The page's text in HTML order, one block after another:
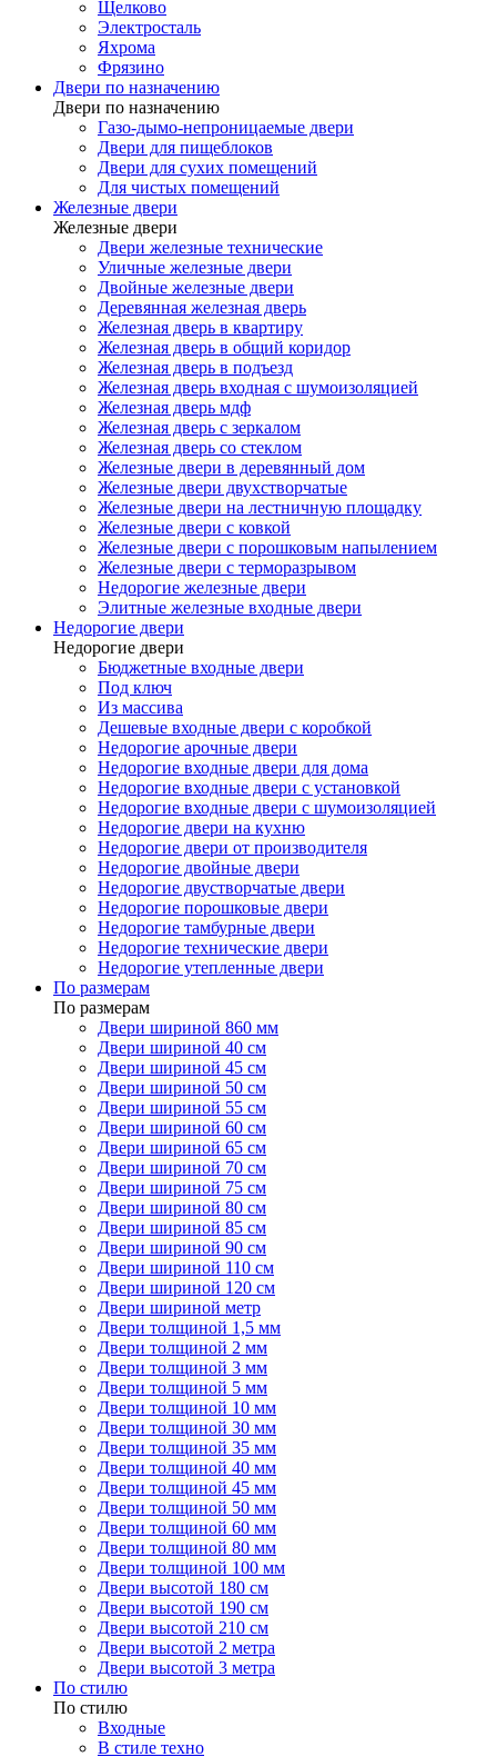
Щелково
Электросталь
Яхрома
Фрязино
Двери по назначению
Двери по назначению
Газо-дымо-непроницаемые двери
Двери для пищеблоков
Двери для сухих помещений
Для чистых помещений
Железные двери
Железные двери
Двери железные технические
Уличные железные двери
Двойные железные двери
Деревянная железная дверь
Железная дверь в квартиру
Железная дверь в общий коридор
Железная дверь в подъезд
Железная дверь входная с шумоизоляцией
Железная дверь мдф
Железная дверь с зеркалом
Железная дверь со стеклом
Железные двери в деревянный дом
Железные двери двухстворчатые
Железные двери на лестничную площадку
Железные двери с ковкой
Железные двери с порошковым напылением
Железные двери с терморазрывом
Недорогие железные двери
Элитные железные входные двери
Недорогие двери
Недорогие двери
Бюджетные входные двери
Под ключ
Из массива
Дешевые входные двери с коробкой
Недорогие арочные двери
Недорогие входные двери для дома
Недорогие входные двери с установкой
Недорогие входные двери с шумоизоляцией
Недорогие двери на кухню
Недорогие двери от производителя
Недорогие двойные двери
Недорогие двустворчатые двери
Недорогие порошковые двери
Недорогие тамбурные двери
Недорогие технические двери
Недорогие утепленные двери
По размерам
По размерам
Двери шириной 860 мм
Двери шириной 40 см
Двери шириной 45 см
Двери шириной 50 см
Двери шириной 55 см
Двери шириной 60 см
Двери шириной 65 см
Двери шириной 70 см
Двери шириной 75 см
Двери шириной 80 см
Двери шириной 85 см
Двери шириной 90 см
Двери шириной 110 см
Двери шириной 120 см
Двери шириной метр
Двери толщиной 1,5 мм
Двери толщиной 2 мм
Двери толщиной 3 мм
Двери толщиной 5 мм
Двери толщиной 10 мм
Двери толщиной 30 мм
Двери толщиной 35 мм
Двери толщиной 40 мм
Двери толщиной 45 мм
Двери толщиной 50 мм
Двери толщиной 60 мм
Двери толщиной 80 мм
Двери толщиной 100 мм
Двери высотой 180 см
Двери высотой 190 см
Двери высотой 210 см
Двери высотой 2 метра
Двери высотой 3 метра
По стилю
По стилю
Входные
В стиле техно